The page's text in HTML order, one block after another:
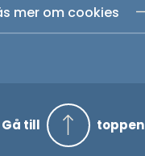
mer om cookies
Gå till toppen